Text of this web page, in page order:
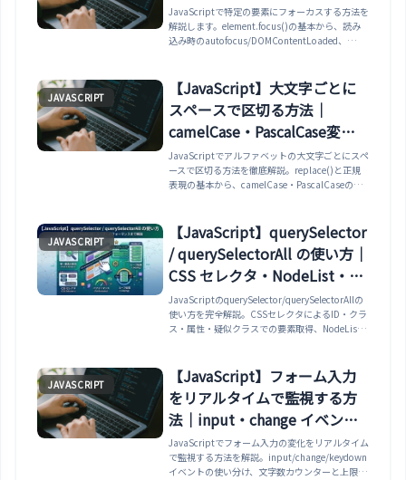
JavaScriptで特定の要素にフォーカスする方法を
解説します。element.focus()の基本から、読み
込み時のautofocus/DOMContentLoaded、
のエラー項目へのフォーカス、activeElementや
focus/blurイベントまで実例で紹介します。
JAVASCRIPT
【JavaScript】大文字ごとに
スペースで区切る方法｜
camelCase・PascalCase変
換・正規表現replace対応
JavaScriptでアルファベットの大文字ごとにスペ
ースで区切る方法を徹底解説。replace()と正規
表現の基本から、camelCase・PascalCaseのス
lodashとの比較まで実務で使えるコード例付き。
JAVASCRIPT
【JavaScript】querySelector
/ querySelectorAll の使い方｜
CSS セレクタ・NodeList・ル
ープ・パフォーマンスまで解
説
JavaScriptのquerySelector/querySelectorAllの
使い方を完全解説。CSSセレクタによるID・クラ
ス・属性・疑似クラスでの要素取得、NodeList
closest()・matches()との組み合わせ、パフォー
マンスの注意点まで網羅。
JAVASCRIPT
【JavaScript】フォーム入力
をリアルタイムで監視する方
法｜input・change イベン
ト・文字数カウント・ダーテ
ィ状態管理・デバウンス API
JavaScriptでフォーム入力の変化をリアルタイム
で監視する方法を解説。input/change/keydown
イベントの使い分け、文字数カウンターと上限表